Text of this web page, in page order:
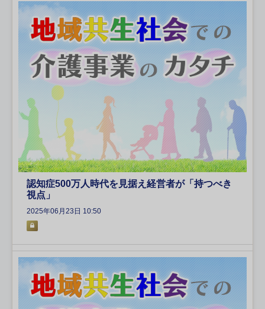
認知症500万人時代を見据え経営者が「持つべき
視点」
2025年06月23日 10:50